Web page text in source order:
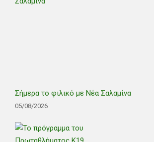
Σήμερα το φιλικό με Νέα Σαλαμίνα
05/08/2026